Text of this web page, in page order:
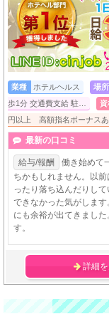
業種 ホテルヘルス 場所
歩1分 交通費支給 駐…
円以上 高額指名ボーナスあ
最新の口コミ
給与/報酬
働き始めて
ちかもしれません。以
ったり落ち込んだりし
できなかった気がしま
にも余裕が出てきまし
す。
詳細を